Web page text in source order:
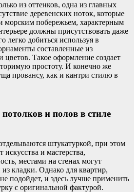
из оттенков, одна из главных
деревенских ноток, которые
морским побережьем, характерным
должны присутствовать даже
легко добиться используя в
составленные из
цветов. Такое оформление создает
простоту. И конечно же
провансу, как и кантри стилю в
и полов в стиле
штукатуркой, при этом
искусства и мастерства,
местами на стенах могут
кладки. Однако для квартир,
подойдет, и здесь лучше применить
с оригинальной фактурой.